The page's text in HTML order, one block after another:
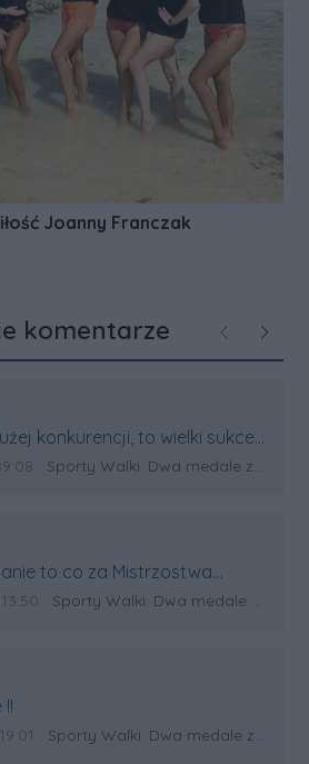
Joanny Franczak
komentarze Poprzednie
konkurencji, to wielki sukces
!
komentarza:
Źródło komentarza:
Sporty Walki: Dwa medale za oceanem
to co za Mistrzostwa
komentarza:
Źródło komentarza:
Sporty Walki: Dwa medale za oceanem
komentarza:
Źródło komentarza:
Sporty Walki: Dwa medale za oceanem